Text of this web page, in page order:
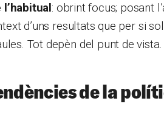
: obrint focus; posant
d’uns resultats que per si
Tot depèn del punt de vista.
de la